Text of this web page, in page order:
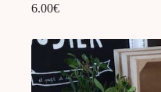
6.00€